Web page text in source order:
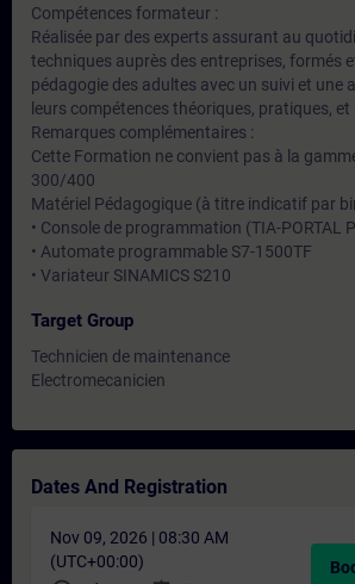
Compétences formateur :
Réalisée par des experts assurant au
techniques auprès des entreprises, formés
pédagogie des adultes avec un suivi et une
leurs compétences théoriques, pratiques, et
Remarques complémentaires :
Cette Formation ne convient pas à la
300/400
Matériel Pédagogique (à titre indicatif par
• Console de programmation (TIA-PORTAL
• Automate programmable S7-1500TF
• Variateur SINAMICS S210
Target Group
Technicien de maintenance
Electromecanicien
Dates And Registration
Nov 09, 2026 | 08:30 AM
(UTC+00:00)